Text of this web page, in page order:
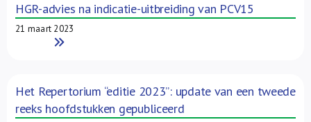
HGR-advies na indicatie-uitbreiding van PCV15
21 maart 2023
Read More
Het Repertorium “editie 2023”: update van een tweede
reeks hoofdstukken gepubliceerd